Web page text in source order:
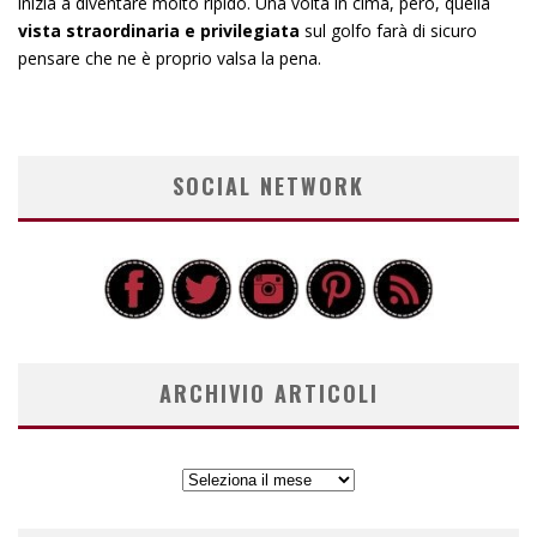
vista straordinaria e privilegiata sul golfo farà di sicuro
pensare che ne è proprio valsa la pena.
SOCIAL NETWORK
ARCHIVIO ARTICOLI
ARCHIVIO